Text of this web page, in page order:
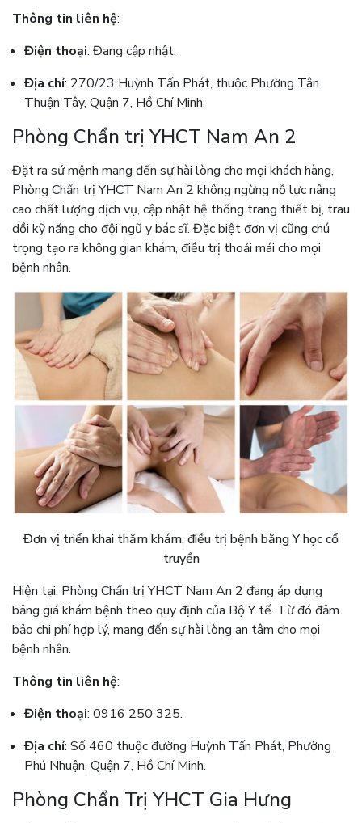
Thông tin liên hệ:
Điện thoại: Đang cập nhật.
Địa chỉ: 270/23 Huỳnh Tấn Phát, thuộc Phường Tân
Thuận Tây, Quận 7, Hồ Chí Minh.
Phòng Chẩn trị YHCT Nam An 2
Đặt ra sứ mệnh mang đến sự hài lòng cho mọi khách hàng,
Phòng Chẩn trị YHCT Nam An 2 không ngừng nỗ lực nâng
cao chất lượng dịch vụ, cập nhật hệ thống trang thiết bị, trau
dồi kỹ năng cho đội ngũ y bác sĩ. Đặc biệt đơn vị cũng chú
trọng tạo ra không gian khám, điều trị thoải mái cho mọi
bệnh nhân.
Đơn vị triển khai thăm khám, điều trị bệnh bằng Y học cổ
truyền
Hiện tại, Phòng Chẩn trị YHCT Nam An 2 đang áp dụng
bảng giá khám bệnh theo quy định của Bộ Y tế. Từ đó đảm
bảo chi phí hợp lý, mang đến sự hài lòng an tâm cho mọi
bệnh nhân.
Thông tin liên hệ:
Điện thoại: 0916 250 325.
Địa chỉ: Số 460 thuộc đường Huỳnh Tấn Phát, Phường
Phú Nhuận, Quận 7, Hồ Chí Minh.
Phòng Chẩn Trị YHCT Gia Hưng